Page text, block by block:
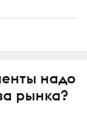
надо
рынка?